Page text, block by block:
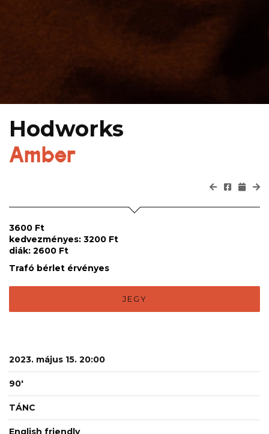
Hodworks
Amber
3600 Ft
kedvezményes: 3200 Ft
diák: 2600 Ft
Trafó bérlet érvényes
JEGY
2023. május 15. 20:00
90'
TÁNC
English friendly